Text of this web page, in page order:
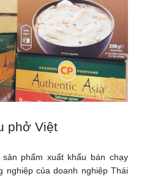
phở Việt
phẩm xuất khẩu bán chạy
nghiệp của doanh nghiệp Thái